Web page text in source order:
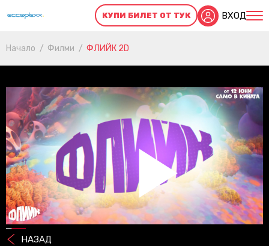
КУПИ БИЛЕТ ОТ ТУК ВХОД
Начало Филми ФЛИЙК 2D
НАЗАД